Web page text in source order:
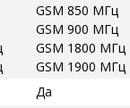
GSM 850 МГц
GSM 900 МГц
GSM 1800 МГц
GSM 1900 МГц
Да